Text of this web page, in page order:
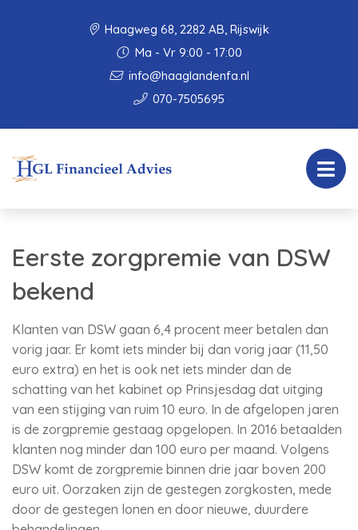
Haagweg 68, 2282 AB, Rijswijk
Ma - Vr 9:00 - 17:00
info@haaglandenfa.nl
070-7505695
Eerste zorgpremie van DSW
bekend
Klanten van DSW gaan 6,4 procent meer betalen dan
vorig jaar. Er komt iets minder bij dan vorig jaar (11,50
euro extra) en het is ook net iets minder dan de
schatting van het kabinet op Prinsjesdag dat uitging
van een stijging van ruim 10 euro. In de afgelopen jaren
is de zorgpremie gestaag opgelopen. In 2016 betaalden
klanten nog minder dan 100 euro per maand. Volgens
DSW komt de zorgpremie binnen drie jaar boven 200
euro uit. Oorzaken zijn de gestegen zorgkosten, mede
door de gestegen lonen en door nieuwe, duurdere